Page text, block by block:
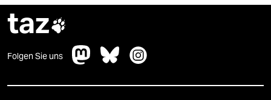
taz
Folgen Sie uns